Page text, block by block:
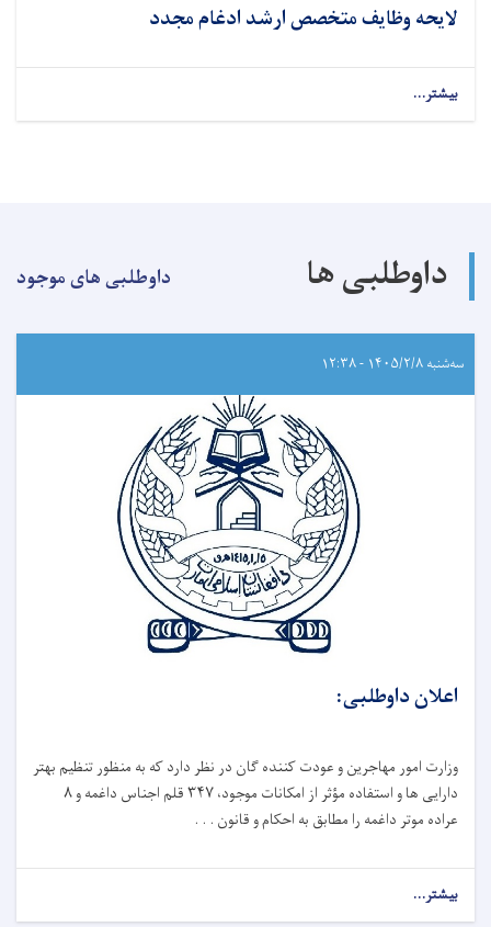
لایحه وظایف متخصص ارشد ادغام مجدد
بیشتر...
داوطلبی ها داوطلبی های موجود
سه‌شنبه ۱۴۰۵/۲/۸ - ۱۲:۳۸
اعلان داوطلبی:
وزارت امور مهاجرین و عودت کننده گان در نظر دارد که به ‌منظور تنظیم بهتر
دارایی ‌ها و استفاده مؤثر از امکانات موجود، ۳۴۷ قلم اجناس داغمه و ۸
عراده موتر داغمه را مطابق به احکام و قانون . . .
بیشتر...